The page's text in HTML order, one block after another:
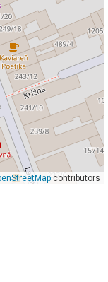
contributors